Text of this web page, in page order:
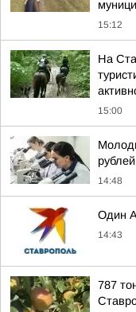
15:12
На
15:00
14:48
Один
14:43
787